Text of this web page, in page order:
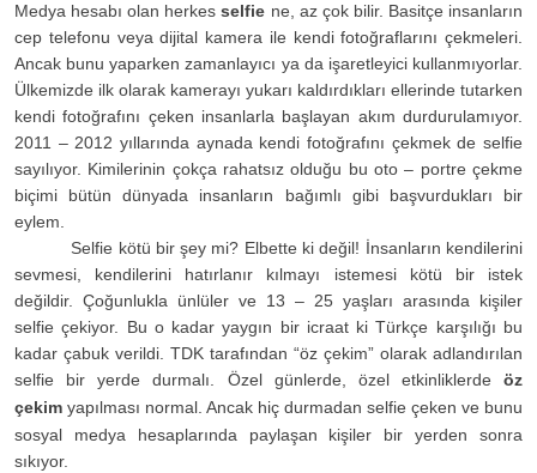
Medya hesabı olan herkesselfie ne, az çok bilir. Basitçe insanların
cep telefonu veya dijital kamera ile kendi fotoğraflarını çekmeleri.
Ancak bunu yaparken zamanlayıcı ya da işaretleyici kullanmıyorlar.
Ülkemizde ilk olarak kamerayı yukarı kaldırdıkları ellerinde tutarken
kendi fotoğrafını çeken insanlarla başlayan akım durdurulamıyor.
2011 – 2012 yıllarında aynada kendi fotoğrafını çekmek de selfie
sayılıyor. Kimilerinin çokça rahatsız olduğu bu oto – portre çekme
biçimi bütün dünyada insanların bağımlı gibi başvurdukları bir
eylem.
Selfie kötü bir şey mi? Elbette ki değil! İnsanların kendilerini
sevmesi, kendilerini hatırlanır kılmayı istemesi kötü bir istek
değildir. Çoğunlukla ünlüler ve 13 – 25 yaşları arasında kişiler
selfie çekiyor. Bu o kadar yaygın bir icraat ki Türkçe karşılığı bu
kadar çabuk verildi. TDK tarafından “öz çekim” olarak adlandırılan
selfie bir yerde durmalı. Özel günlerde, özel etkinliklerde öz
çekim yapılması normal. Ancak hiç durmadan selfie çeken ve bunu
sosyal medya hesaplarında paylaşan kişiler bir yerden sonra
sıkıyor.